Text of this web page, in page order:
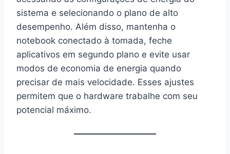
sistema e selecionando o plano de alto
desempenho. Além disso, mantenha o
notebook conectado à tomada, feche
aplicativos em segundo plano e evite usar
modos de economia de energia quando
precisar de mais velocidade. Esses ajustes
permitem que o hardware trabalhe com seu
potencial máximo.